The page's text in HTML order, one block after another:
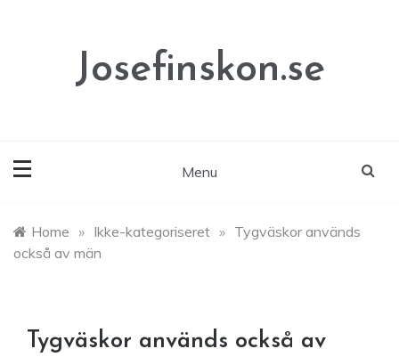
Josefinskon.se
Menu
Home » Ikke-kategoriseret » Tygväskor används
också av män
Tygväskor används också av